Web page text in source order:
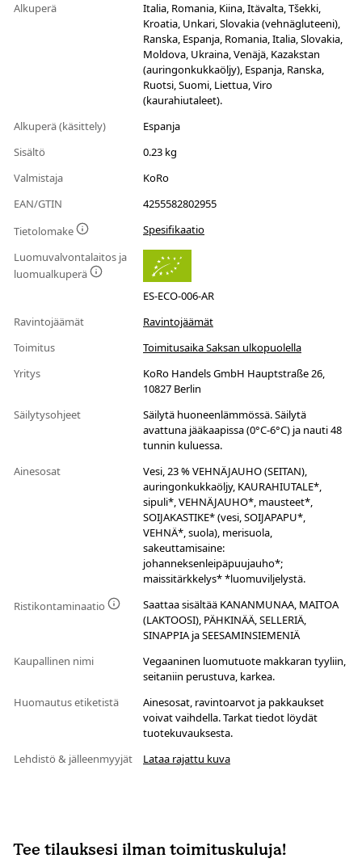
Alkuperä
Italia, Romania, Kiina, Itävalta, Tšekki,
Kroatia, Unkari, Slovakia (vehnägluteeni),
Ranska, Espanja, Romania, Italia, Slovakia,
Moldova, Ukraina, Venäjä, Kazakstan
(auringonkukkaöljy), Espanja, Ranska,
Ruotsi, Suomi, Liettua, Viro
(kaurahiutaleet).
Alkuperä (käsittely)
Espanja
Sisältö
0.23 kg
Valmistaja
KoRo
EAN/GTIN
4255582802955
Tietolomake
Spesifikaatio
Luomuvalvontalaitos ja
luomualkuperä
ES-ECO-006-AR
Ravintojäämät
Ravintojäämät
Toimitus
Toimitusaika Saksan ulkopuolella
Yritys
KoRo Handels GmbH Hauptstraße 26,
10827 Berlin
Säilytysohjeet
Säilytä huoneenlämmössä. Säilytä
avattuna jääkaapissa (0°C-6°C) ja nauti 48
tunnin kuluessa.
Ainesosat
Vesi, 23 % VEHNÄJAUHO (SEITAN),
auringonkukkaöljy, KAURAHIUTALE*,
sipuli*, VEHNÄJAUHO*, mausteet*,
SOIJAKASTIKE* (vesi, SOIJAPAPU*,
VEHNÄ*, suola), merisuola,
sakeuttamisaine:
johanneksenleipäpuujauho*;
maissitärkkelys* *luomuviljelystä.
Ristikontaminaatio
Saattaa sisältää KANANMUNAA, MAITOA
(LAKTOOSI), PÄHKINÄÄ, SELLERIÄ,
SINAPPIA ja SEESAMINSIEMENIÄ
Kaupallinen nimi
Vegaaninen luomutuote makkaran tyyliin,
seitaniin perustuva, karkea.
Huomautus etiketistä
Ainesosat, ravintoarvot ja pakkaukset
voivat vaihdella. Tarkat tiedot löydät
tuotekuvauksesta.
Lehdistö & jälleenmyyjät
Lataa rajattu kuva
Tee tilauksesi ilman toimituskuluja!